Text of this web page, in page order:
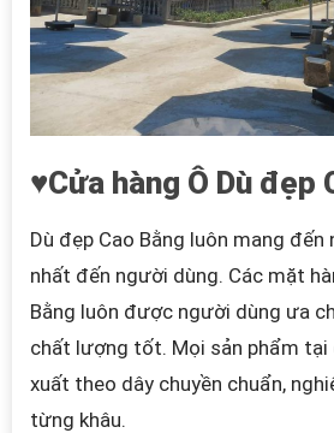
♥Cửa hàng Ô Dù đẹp
Dù đẹp Cao Bằng luôn mang
nhất đến người dùng. Các mặt
Bằng luôn được người dùng ưa
chất lượng tốt. Mọi sản phẩm
xuất theo dây chuyền chuẩn,
từng khâu.